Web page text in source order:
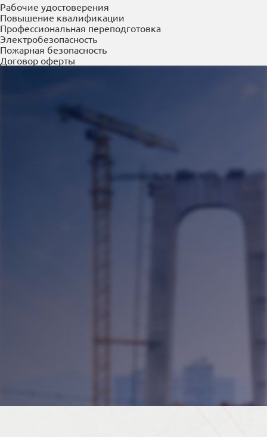
Рабочие удостоверения
Повышение квалификации
Профессиональная переподготовка
Электробезопасность
Пожарная безопасность
Договор оферты